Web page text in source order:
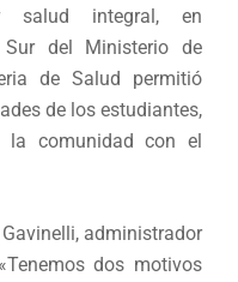
salud integral, en
del Ministerio de
de Salud permitió
de los estudiantes,
la comunidad con el
administrador
dos motivos